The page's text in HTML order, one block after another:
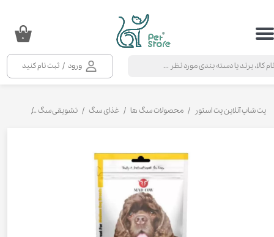
ورود / ثبت نام کنید
حساب کاربری من
خروج از حساب کاربری
۰
پت شاپ آنلاین پت استور محصولات سگ ها غذای سگ تشویقی سگ